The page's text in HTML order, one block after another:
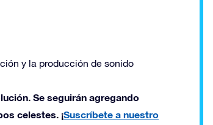
y la producción de sonido
Se seguirán agregando
celestes. ¡Suscríbete a nuestro